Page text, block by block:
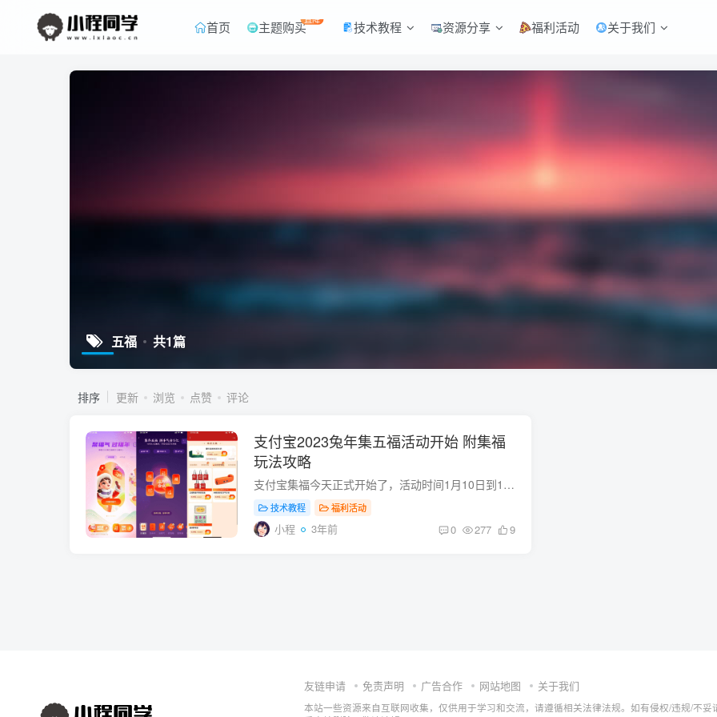
首页 主题购买直降 技术教程 资源分享 福利活动 关于我们
五福 共1篇
排序 更新 浏览 点赞 评论
支付宝2023兔年集五福活动开始 附集福
玩法攻略
支付宝集福今天正式开始了，活动时间1月10日到1月21日，瓜分红包时间1月21日晚上22:18 支付宝搜索“五福”进入，以下是最直观的方法，每天都可以多次参加重复扫！ 每张福卡还可以抽奖，进入支付...
技术教程 福利活动
小程 3年前 0 277 9
友链申请 免责声明 广告合作 网站地图 关于我们
本站一些资源来自互联网收集，仅供用于学习和交流，请遵循相关法律法规。如有侵权/违规/不妥